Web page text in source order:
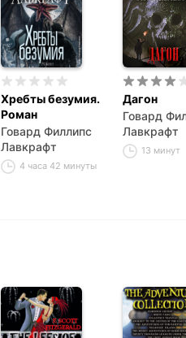
Хребты безумия.
Роман
Говард Филлипс
Лавкрафт
4 часа 42 минуты
Дагон
Говард
Лавкрафт
13 минут